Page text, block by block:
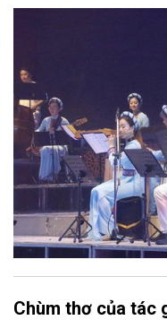
phối khí mới trên nền
Nam, đồng thời phải
Chùm thơ của tác